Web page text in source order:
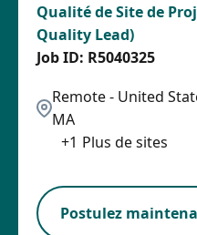
Qualité de Site de
Quality Lead)
Remote - United
MA
+1 Plus de sites
R5040325
Postulez